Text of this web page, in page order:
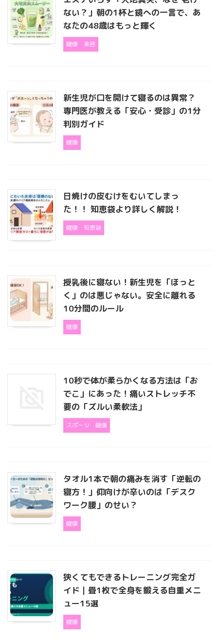
ない？」朝の1杯と鏡への一言で、あ
なたの48歳はもっと輝く
健康 美容
新生児が口を開けて寝るのは異常？
専門医が教える「安心・受診」の1分
判別ガイド
健康
日焼けの皮むけをむいてしまっ
た！！ 知恵袋より詳しく解説！
健康 知恵袋
授乳後に寝ない！新生児を「ほっと
く」のは悪じゃない。安全に離れる
10分間のルール
健康
10秒で体が柔らかくなる方法は「お
でこ」にあった！痛いストレッチ不
要の「ズルい柔軟法」
スポーツ 健康
タオル1本で朝の痛みを消す「逆転の
寝方！」仰向けが辛いのは「デスク
ワーク腰」のせい？
健康
狭くてもできるトレーニング完全ガ
イド｜畳1枚で全身を鍛える自重メニ
ュー15選
健康